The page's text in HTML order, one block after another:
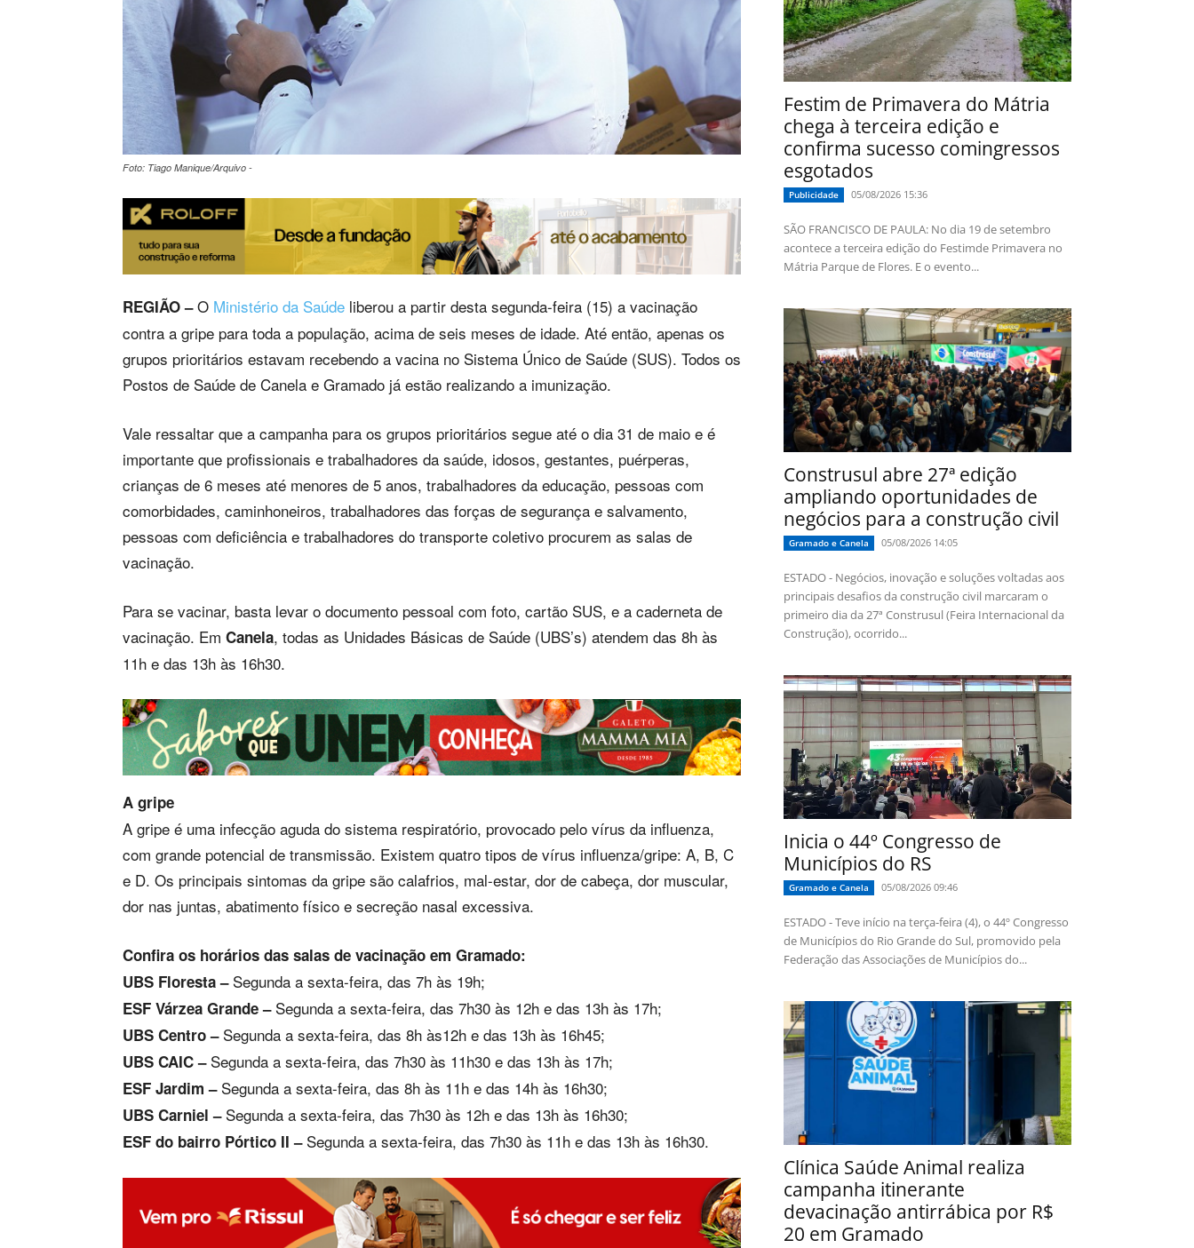
Foto: Tiago Manique/Arquivo -
REGIÃO –O Ministério da Saúde liberou a partir desta segunda-feira (15) a vacinação
contra a gripe para toda a população, acima de seis meses de idade. Até então, apenas os
grupos prioritários estavam recebendo a vacina no Sistema Único de Saúde (SUS). Todos os
Postos de Saúde de Canela e Gramado já estão realizando a imunização.
Vale ressaltar que a campanha para os grupos prioritários segue até o dia 31 de maio e é
importante que profissionais e trabalhadores da saúde, idosos, gestantes, puérperas,
crianças de 6 meses até menores de 5 anos, trabalhadores da educação, pessoas com
comorbidades, caminhoneiros, trabalhadores das forças de segurança e salvamento,
pessoas com deficiência e trabalhadores do transporte coletivo procurem as salas de
vacinação.
Para se vacinar, basta levar o documento pessoal com foto, cartão SUS, e a caderneta de
vacinação. Em Canela, todas as Unidades Básicas de Saúde (UBS’s) atendem das 8h às
11h e das 13h às 16h30.
A gripe
A gripe é uma infecção aguda do sistema respiratório, provocado pelo vírus da influenza,
com grande potencial de transmissão. Existem quatro tipos de vírus influenza/gripe: A, B, C
e D. Os principais sintomas da gripe são calafrios, mal-estar, dor de cabeça, dor muscular,
dor nas juntas, abatimento físico e secreção nasal excessiva.
Confira os horários das salas de vacinação em Gramado:
UBS Floresta – Segunda a sexta-feira, das 7h às 19h;
ESF Várzea Grande –Segunda a sexta-feira, das 7h30 às 12h e das 13h às 17h;
UBS Centro –Segunda a sexta-feira, das 8h às12h e das 13h às 16h45;
UBS CAIC – Segunda a sexta-feira, das 7h30 às 11h30 e das 13h às 17h;
ESF Jardim –Segunda a sexta-feira, das 8h às 11h e das 14h às 16h30;
UBS Carniel – Segunda a sexta-feira, das 7h30 às 12h e das 13h às 16h30;
ESF do bairro Pórtico II –Segunda a sexta-feira, das 7h30 às 11h e das 13h às 16h30.
Festim de Primavera do Mátria
chega à terceira edição e
confirma sucesso comingressos
esgotados
Publicidade 05/08/2026 15:36
SÃO FRANCISCO DE PAULA: No dia 19 de setembro
acontece a terceira edição do Festimde Primavera no
Mátria Parque de Flores. E o evento...
Construsul abre 27ª edição
ampliando oportunidades de
negócios para a construção civil
Gramado e Canela 05/08/2026 14:05
ESTADO - Negócios, inovação e soluções voltadas aos
principais desafios da construção civil marcaram o
primeiro dia da 27ª Construsul (Feira Internacional da
Construção), ocorrido...
Inicia o 44º Congresso de
Municípios do RS
Gramado e Canela 05/08/2026 09:46
ESTADO - Teve início na terça-feira (4), o 44º Congresso
de Municípios do Rio Grande do Sul, promovido pela
Federação das Associações de Municípios do...
Clínica Saúde Animal realiza
campanha itinerante
devacinação antirrábica por R$
20 em Gramado